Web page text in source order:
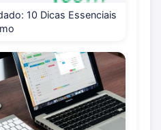
10 Dicas Essenciais